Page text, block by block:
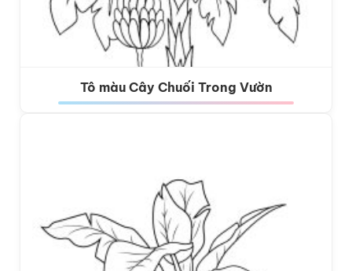
Tô màu Cây Chuối Trong Vườn